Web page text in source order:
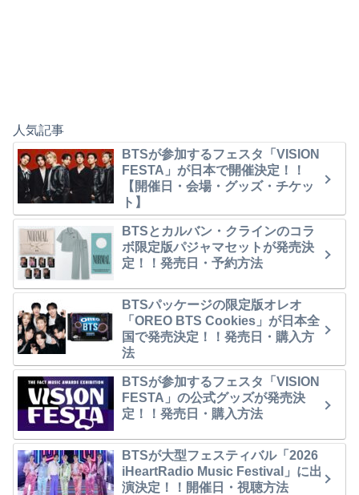
人気記事
BTSが参加するフェスタ「VISION
FESTA」が日本で開催決定！！
【開催日・会場・グッズ・チケッ
ト】
BTSとカルバン・クラインのコラ
ボ限定版パジャマセットが発売決
定！！発売日・予約方法
BTSパッケージの限定版オレオ
「OREO BTS Cookies」が日本全
国で発売決定！！発売日・購入方
法
BTSが参加するフェスタ「VISION
FESTA」の公式グッズが発売決
定！！発売日・購入方法
BTSが大型フェスティバル「2026
iHeartRadio Music Festival」に出
演決定！！開催日・視聴方法